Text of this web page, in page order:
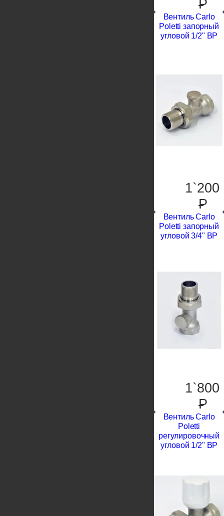
P
Вентиль Carlo
Poletti запорный
угловой 1/2" ВР
1`200
P
Вентиль Carlo
Poletti запорный
угловой 3/4" ВР
1`800
P
Вентиль Carlo
Poletti
регулировочный
угловой 1/2" ВР